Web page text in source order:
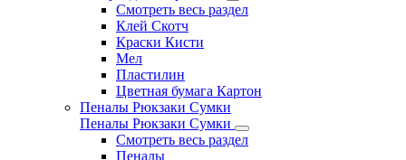
Смотреть весь раздел
Клей Скотч
Краски Кисти
Мел
Пластилин
Цветная бумага Картон
Пеналы Рюкзаки Сумки
Пеналы Рюкзаки Сумки
Смотреть весь раздел
Пеналы